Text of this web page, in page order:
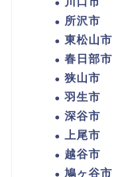
所沢市
東松山市
春日部市
狭山市
羽生市
深谷市
上尾市
越谷市
鳩ヶ谷市